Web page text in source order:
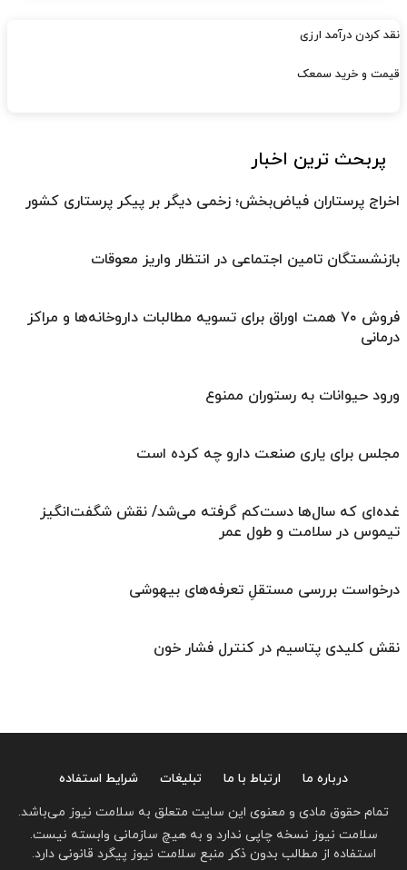
نقد کردن درآمد ارزی
قیمت و خرید سمعک
پربحث ترین اخبار
اخراج پرستاران فیاض‌بخش؛ زخمی دیگر بر پیکر پرستاری کشور
بازنشستگان تامین اجتماعی در انتظار واریز معوقات
فروش ۷۰ همت اوراق برای تسویه مطالبات داروخانه‌ها و مراکز
درمانی
ورود حیوانات به رستوران ممنوع
مجلس برای یاری صنعت دارو چه کرده است
غده‌ای که سال‌ها دست‌کم گرفته می‌شد/ نقش شگفت‌انگیز
تیموس در سلامت و طول عمر
درخواست بررسی مستقلِ تعرفه‌های بیهوشی
نقش کلیدی پتاسیم در کنترل فشار خون
درباره ما ارتباط با ما تبلیغات
شرایط استفاده
تمام حقوق مادی و معنوی این سایت متعلق به سلامت نیوز می‌باشد.
سلامت نیوز نسخه چاپی ندارد و به هیچ سازمانی وابسته نیست.
استفاده از مطالب بدون ذکر منبع سلامت نیوز پیگرد قانونی دارد.